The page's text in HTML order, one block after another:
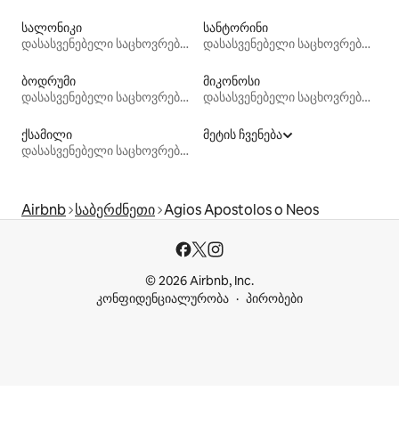
სალონიკი
დასასვენებელი საცხოვრებლები
სანტორინი
დასასვენებელი საცხოვრებლები
ბოდრუმი
დასასვენებელი საცხოვრებლები
მიკონოსი
დასასვენებელი საცხოვრებლები
ქსამილი
დასასვენებელი საცხოვრებლები
მეტის ჩვენება
Airbnb საბერძნეთი Agios Apostolos o Neos
© 2026 Airbnb, Inc.
კონფიდენციალურობა
პირობები